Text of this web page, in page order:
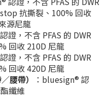
抗撕裂、100% 回收
源尼龍
證，不含 PFAS 的 DWR
回收 210D 尼龍
證，不含 PFAS 的 DWR
回收 420D 尼龍
腰帶）
：bluesign® 認
纖維